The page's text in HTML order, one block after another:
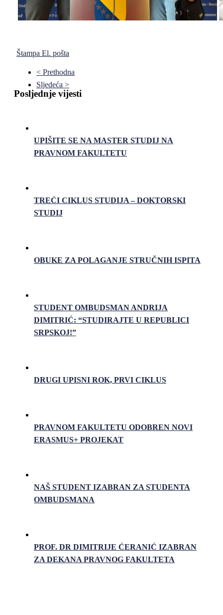
Štampa El. pošta
< Prethodna
Sljedeća >
Posljednje vijesti
UPIŠITE SE NA MASTER STUDIJ NA
PRAVNOM FAKULTETU
TREĆI CIKLUS STUDIJA – DOKTORSKI
STUDIJ
OBUKE ZA POLAGANJE STRUČNIH ISPITA
STUDENT OMBUDSMAN ANDRIJA
DIMITRIĆ: “STUDIRAJTE U REPUBLICI
SRPSKOJ!”
DRUGI UPISNI ROK, PRVI CIKLUS
PRAVNOM FAKULTETU ODOBREN NOVI
ERASMUS+ PROJEKAT
NAŠ STUDENT IZABRAN ZA STUDENTA
OMBUDSMANA
PROF. DR DIMITRIJE ĆERANIĆ IZABRAN
ZA DEKANA PRAVNOG FAKULTETA